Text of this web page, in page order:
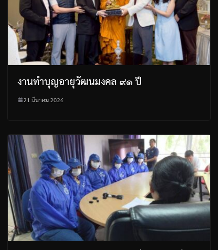
งานทำบุญอายุวัฒนมงคล ๙๑ ปี
21 มีนาคม 2026